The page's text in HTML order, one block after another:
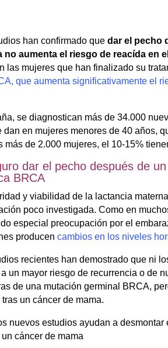
han confirmado quedar el pecho
no aumenta el riesgo de reacída en
las mujeres que han finalizado su
que aumenta significativamente el
se diagnostican más de 34.000
dan en mujeres menores de 40 años,
más de 2.000 mujeres, el 10-15%
dar el pecho después de
BRCA
y viabilidad de la lactancia
poco investigada. Como en
especial preocupación por el
producen cambios en los niveles
recientes han demostrado que ni
un mayor riesgo de recurrencia o de
de una mutación germinal BRCA,
tras un cáncer de mama.
nuevos estudios ayudan a
cáncer de mama